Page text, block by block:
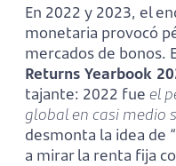
En 2022 y 2023, el
monetaria provocó
mercados de bonos.
Returns Yearbook
tajante: 2022 fue el
global en casi medio
desmonta la idea de
a mirar la renta fija